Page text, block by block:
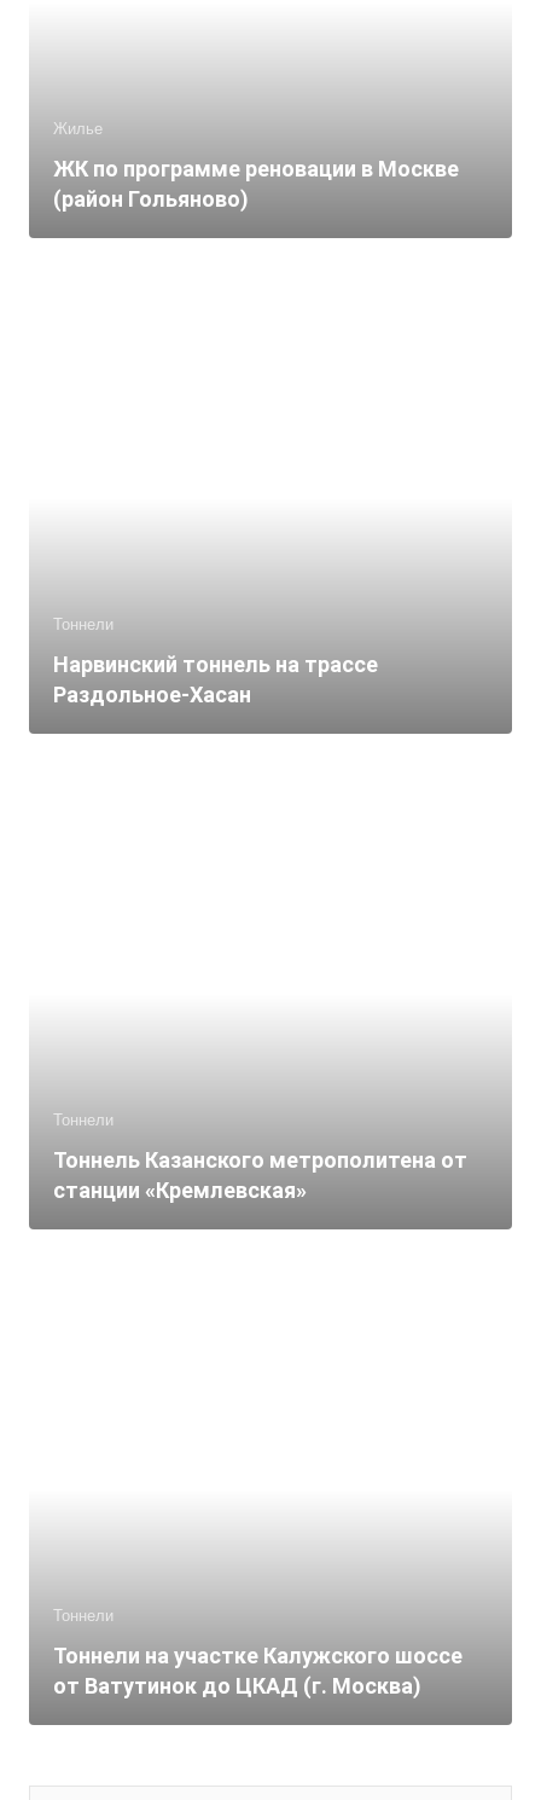
Жилье
ЖК по программе реновации в Москве
(район Гольяново)
Тоннели
Нарвинский тоннель на трассе
Раздольное-Хасан
Тоннели
Тоннель Казанского метрополитена от
станции «Кремлевская»
Тоннели
Тоннели на участке Калужского шоссе
от Ватутинок до ЦКАД (г. Москва)